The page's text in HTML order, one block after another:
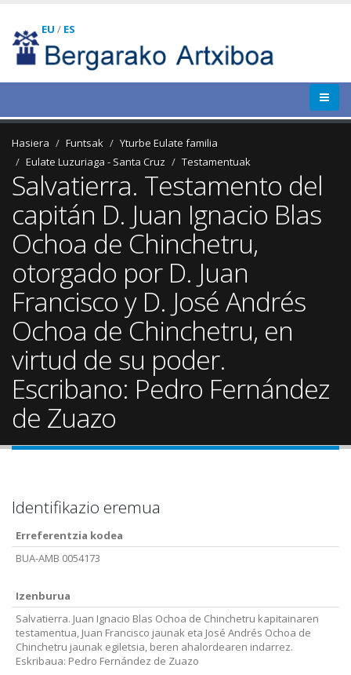
EU / ES
Hasiera Funtsak
Yturbe Eulate familia
Eulate Luzuriaga - Santa Cruz
Testamentuak
Salvatierra. Testamento del
capitán D. Juan Ignacio Blas
Ochoa de Chinchetru,
otorgado por D. Juan
Francisco y D. José Andrés
Ochoa de Chinchetru, en
virtud de su poder.
Escribano: Pedro Fernández
de Zuazo
Identifikazio eremua
Erreferentzia kodea
BUA-AMB 0054173
Izenburua
Salvatierra. Juan Ignacio Blas Ochoa de Chinchetru kapitainaren
testamentua, Juan Francisco jaunak eta José Andrés Ochoa de
Chinchetru jaunak egiletsia, beren ahalordearen indarrez.
Eskribaua: Pedro Fernández de Zuazo